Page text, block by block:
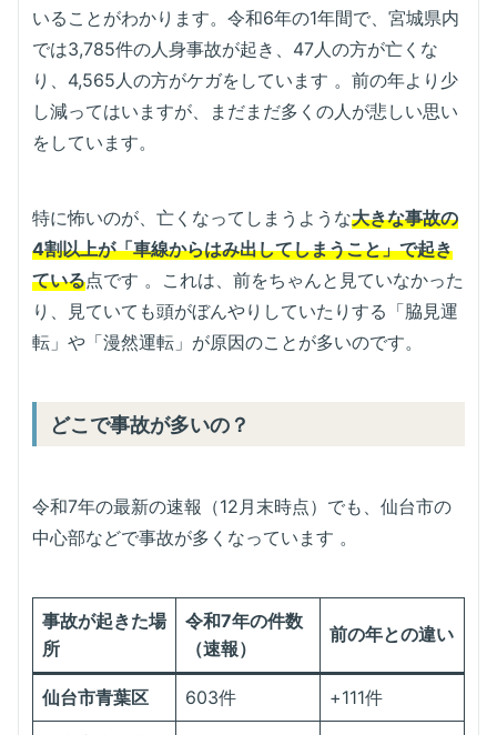
いることがわかります。令和6年の1年間で、宮城県内
では3,785件の人身事故が起き、47人の方が亡くな
り、4,565人の方がケガをしています 。前の年より少
し減ってはいますが、まだまだ多くの人が悲しい思い
をしています。
特に怖いのが、亡くなってしまうような大きな事故の
4割以上が「車線からはみ出してしまうこと」で起き
ている点です 。これは、前をちゃんと見ていなかった
り、見ていても頭がぼんやりしていたりする「脇見運
転」や「漫然運転」が原因のことが多いのです。
どこで事故が多いの？
令和7年の最新の速報（12月末時点）でも、仙台市の
中心部などで事故が多くなっています 。
事故が起きた場
所
令和7年の件数
（速報）
前の年との違い
仙台市青葉区 603件 +111件